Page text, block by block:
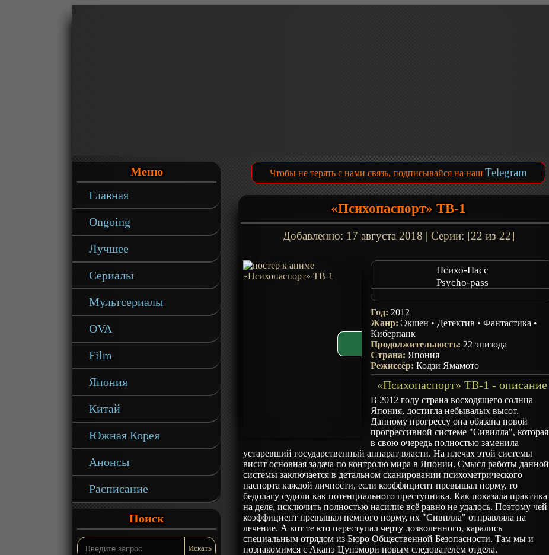
Меню
Главная
Ongoing
Лучшее
Сериалы
Мультсериалы
OVA
Film
Япония
Китай
Южная Корея
Анонсы
Расписание
Поиск
Чтобы не терять с нами связь, подписывайся на наш Telegram
«Психопаспорт» ТВ-1
Добавленно: 17 августа 2018 | Серии: [22 из 22]
Психо-Пасс
Psycho-pass
Год: 2012
Жанр: Экшен • Детектив •Фантастика •
Киберпанк
Продолжительность: 22 эпизода
Страна: Япония
Режиссёр:Кодзи Ямамото
«Психопаспорт» ТВ-1 - описание
В 2012 году страна восходящего солнца
Япония, достигла небывалых высот.
Данному прогрессу она обязана новой
прогрессивной системе "Сивилла", которая
в свою очередь полностью заменила
устаревший государственный аппарат власти. На плечах этой системы
висит основная задача по контролю мира в Японии. Смысл работы данной
системы заключается в детальном сканировании психометрического
паспорта каждой личности, если коэффициент превышал норму, то
бедолагу судили как потенциального преступника. Как показала практика
на деле, исключить полностью насилие всё равно не удалось. Поэтому чей
коэффициент превышал немного норму, их "Сивилла" отправляла на
лечение. А вот те кто переступал черту дозволенного, карались
специальным отрядом из Бюро Общественной Безопасности. Там мы и
познакомимся с Аканэ Цунэмори новым следователем отдела.